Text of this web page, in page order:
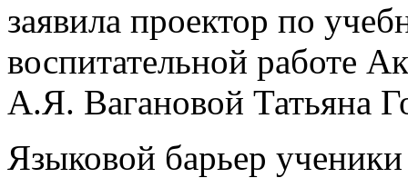
заявила проектор по
воспитательной работе
А.Я. Вагановой Татьяна
Языковой барьер